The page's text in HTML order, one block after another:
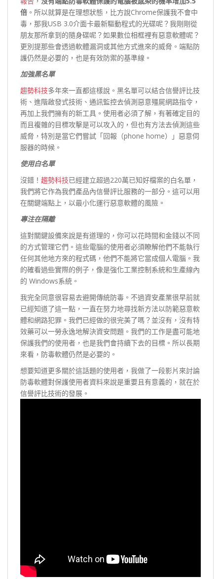
倍 。所以就算是在理想狀態，比方說Chrome保護我不會中
毒，那我USB 3.0介面卡最新驅動程式的光碟呢？我剛剛從
朋友那所拿到的隨身碟呢？如果數位相框裡有惡意軟體呢？
更別提那些會透過軟體漏洞或其他方式進來的威脅。端點防
護仍然是必要的，也是有效防禦的基準線。
加強黑名單
趨勢科技多年來一直都這樣說。黑名單可以結合信譽評比技
術、進階啟發式技術、通訊監控去偵測惡意殭屍網路指令，
再加上我們擁有的新工具。使用者必須了解，有著確定目的
而且複雜的目標攻擊是可以攻入的，但也有方法去偵測這些
威脅，特別是當它們嘗試「回報（phone home）」惡意伺
服器的時候。
使用白名單
沒錯！ 趨勢科技已經建立超過220萬已知好檔案的白名單，
我們將它作為我們產品內信譽評比服務的一部分。這可以用
在關鍵端點上，以最小化運行惡意軟體的風險。
專注在隔離
這對關鍵設備來說是有道理的，你可以花時間和金錢以不同
的方式管理它們。這些電腦的使用者必須瞭解他們不能執行
任何其他地方來的程式碼，他們不能將它當成個人電腦。我
的確看過些實際的例子，像是強化工業控制系統和生產線內
的 Windows系統。
我完全同意很容易去避開傳統防毒。不過資安產業很早前就
已經知道了這一點，一直在努力地尋找新方法以防範惡意軟
體和網路犯罪。我們已經做的很完美了嗎？並沒有，沒有特
效藥可以一勞永逸地解決資安問題。我們的工作是盡可能地
保護我們的使用者，也是我們會持續下去的目標。所以長期
來看，防毒軟體仍然是必要的。
想要知道更多關於這話題的使用者，我做了一段影片來討論
防毒軟體對保護使用者資料來說是重要且有意義的，就在於
信譽評比技術的發展。